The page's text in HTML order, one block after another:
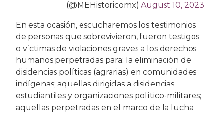
(@MEHistoricomx) August 10, 2023
En esta ocasión, escucharemos los testimonios
de personas que sobrevivieron, fueron testigos
o víctimas de violaciones graves a los derechos
humanos perpetradas para: la eliminación de
disidencias políticas (agrarias) en comunidades
indígenas; aquellas dirigidas a disidencias
estudiantiles y organizaciones político-militares;
aquellas perpetradas en el marco de la lucha